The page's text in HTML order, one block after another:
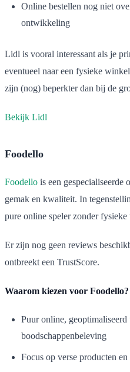
Online bestellen nog niet
ontwikkeling
Lidl is vooral interessant als je
eventueel naar een fysieke
zijn (nog) beperkter dan bij de
Bekijk Lidl
Foodello
Foodello is een gespecialiseerde
gemak en kwaliteit. In
pure online speler zonder
Er zijn nog geen reviews
ontbreekt een TrustScore.
Waarom kiezen voor Foodello?
Puur online,
boodschappenbeleving
Focus op verse producten